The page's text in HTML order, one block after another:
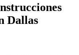
Dallas